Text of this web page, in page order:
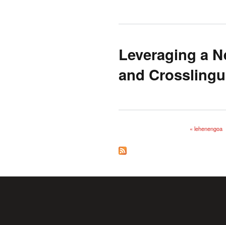
Leveraging a
and
« lehenengoa